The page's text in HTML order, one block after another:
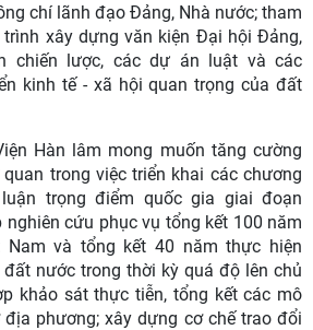
chí lãnh đạo Đảng, Nhà nước; tham
xây dựng văn kiện Đại hội Đảng,
chiến lược, các dự án luật và các
kinh tế - xã hội quan trọng của đất
Hàn lâm mong muốn tăng cường
trong việc triển khai các chương
trọng điểm quốc gia giai đoạn
cứu phục vụ tổng kết 100 năm
Nam và tổng kết 40 năm thực hiện
nước trong thời kỳ quá độ lên chủ
khảo sát thực tiễn, tổng kết các mô
phương; xây dựng cơ chế trao đổi